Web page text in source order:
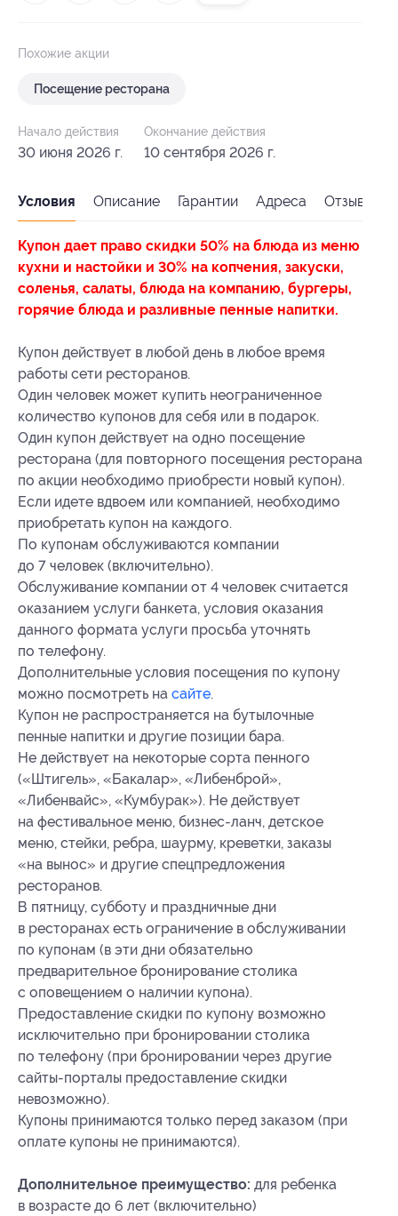
Похожие акции
Посещение ресторана
Начало действия
30 июня 2026 г.
Окончание действия
10 сентября 2026 г.
Условия Описание Гарантии Адреса Отзывы
Купон дает право скидки 50% на блюда из меню
кухни и настойки и 30% на копчения, закуски,
соленья, салаты, блюда на компанию, бургеры,
горячие блюда и разливные пенные напитки.
Купон действует в любой день в любое время
работы сети ресторанов.
Один человек может купить неограниченное
количество купонов для себя или в подарок.
Один купон действует на одно посещение
ресторана (для повторного посещения ресторана
по акции необходимо приобрести новый купон).
Если идете вдвоем или компанией, необходимо
приобретать купон на каждого.
По купонам обслуживаются компании
до 7 человек (включительно).
Обслуживание компании от 4 человек считается
оказанием услуги банкета, условия оказания
данного формата услуги просьба уточнять
по телефону.
Дополнительные условия посещения по купону
можно посмотреть на сайте.
Купон не распространяется на бутылочные
пенные напитки и другие позиции бара.
Не действует на некоторые сорта пенного
(«Штигель», «Бакалар», «Либенброй»,
«Либенвайс», «Кумбурак»). Не действует
на фестивальное меню, бизнес-ланч, детское
меню, стейки, ребра, шаурму, креветки, заказы
«на вынос» и другие спецпредложения
ресторанов.
В пятницу, субботу и праздничные дни
в ресторанах есть ограничение в обслуживании
по купонам (в эти дни обязательно
предварительное бронирование столика
с оповещением о наличии купона).
Предоставление скидки по купону возможно
исключительно при бронировании столика
по телефону (при бронировании через другие
сайты-порталы предоставление скидки
невозможно).
Купоны принимаются только перед заказом (при
оплате купоны не принимаются).
Дополнительное преимущество: для ребенка
в возрасте до 6 лет (включительно)